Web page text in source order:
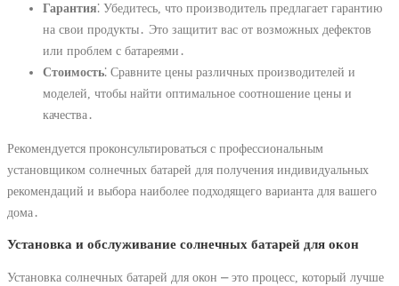
Гарантия⁚ Убедитесь, что производитель предлагает гарантию
на свои продукты․ Это защитит вас от возможных дефектов
или проблем с батареями․
Стоимость⁚ Сравните цены различных производителей и
моделей, чтобы найти оптимальное соотношение цены и
качества․
Рекомендуется проконсультироваться с профессиональным
установщиком солнечных батарей для получения индивидуальных
рекомендаций и выбора наиболее подходящего варианта для вашего
дома․
Установка и обслуживание солнечных батарей для окон
Установка солнечных батарей для окон ⎼ это процесс, который лучше